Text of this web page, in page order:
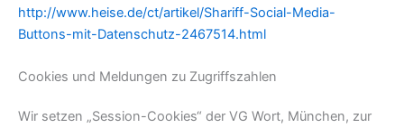
http://www.heise.de/ct/artikel/Shariff-Social-Media-
Buttons-mit-Datenschutz-2467514.html
Cookies und Meldungen zu Zugriffszahlen
Wir setzen „Session-Cookies“ der VG Wort, München, zur